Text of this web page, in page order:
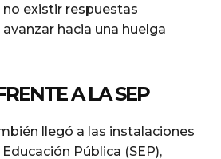
existir respuestas
hacia una huelga
A LA SEP
llegó a las instalaciones
Pública (SEP),